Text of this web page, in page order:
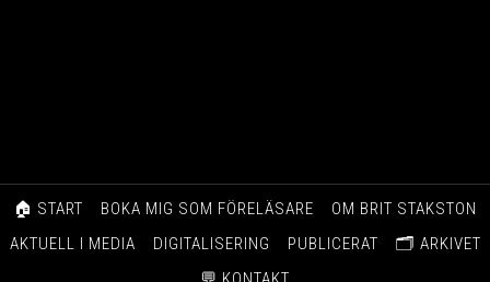
🏠 START BOKA MIG SOM FÖRELÄSARE
OM BRIT STAKSTON
AKTUELL I MEDIA
DIGITALISERING PUBLICERAT
🗂️ ARKIVET